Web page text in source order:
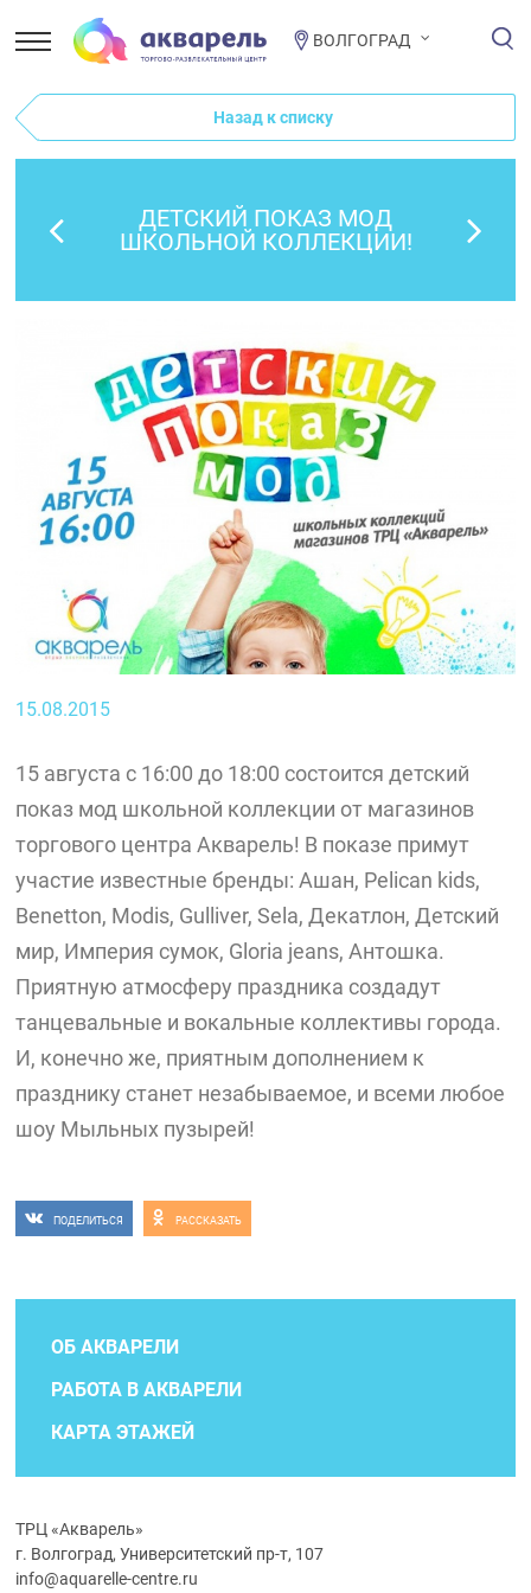
ВОЛГОГРАД
Назад к списку
ДЕТСКИЙ ПОКАЗ МОД
ШКОЛЬНОЙ КОЛЛЕКЦИИ!
15.08.2015
15 августа с 16:00 до 18:00 состоится детский
показ мод школьной коллекции от магазинов
торгового центра Акварель! В показе примут
участие известные бренды: Ашан, Pelican kids,
Benetton, Modis, Gulliver, Sela, Декатлон, Детский
мир, Империя сумок, Gloria jeans, Антошка.
Приятную атмосферу праздника создадут
танцевальные и вокальные коллективы города.
И, конечно же, приятным дополнением к
празднику станет незабываемое, и всеми любое
шоу Мыльных пузырей!
ПОДЕЛИТЬСЯ РАССКАЗАТЬ
ОБ АКВАРЕЛИ
РАБОТА В АКВАРЕЛИ
КАРТА ЭТАЖЕЙ
ТРЦ «Акварель»
г. Волгоград, Университетский пр-т, 107
info@aquarelle-centre.ru